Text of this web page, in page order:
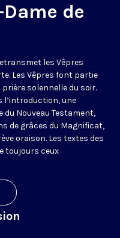
de
les Vêpres
Les Vêpres font partie
prière solennelle du soir.
l’introduction, une
du Nouveau Testament,
de grâces du Magnificat,
oraison. Les textes des
toujours ceux